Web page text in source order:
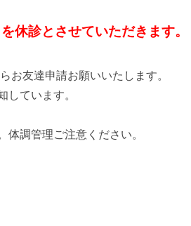
休診とさせていただきます。
お友達申請お願いいたします。
しています。
調管理ご注意ください。